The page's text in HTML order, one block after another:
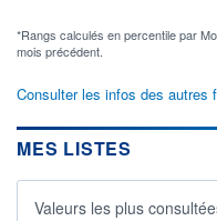
*Rangs calculés en percentile par
mois précédent.
Consulter les infos des autres
MES LISTES
Valeurs les plus